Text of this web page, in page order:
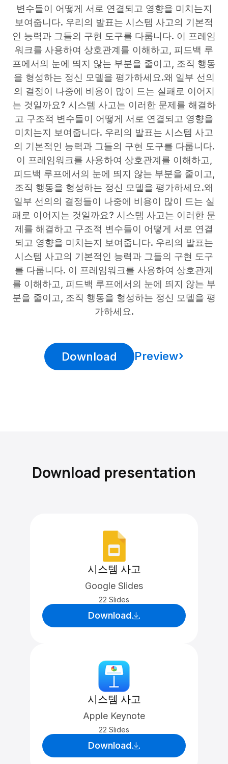
변수들이 어떻게 서로 연결되고 영향을 미치는지
보여줍니다. 우리의 발표는 시스템 사고의 기본적
인 능력과 그들의 구현 도구를 다룹니다. 이 프레임
워크를 사용하여 상호관계를 이해하고, 피드백 루
프에서의 눈에 띄지 않는 부분을 줄이고, 조직 행동
을 형성하는 정신 모델을 평가하세요.왜 일부 선의
의 결정이 나중에 비용이 많이 드는 실패로 이어지
는 것일까요? 시스템 사고는 이러한 문제를 해결하
고 구조적 변수들이 어떻게 서로 연결되고 영향을
미치는지 보여줍니다. 우리의 발표는 시스템 사고
의 기본적인 능력과 그들의 구현 도구를 다룹니다.
이 프레임워크를 사용하여 상호관계를 이해하고,
피드백 루프에서의 눈에 띄지 않는 부분을 줄이고,
조직 행동을 형성하는 정신 모델을 평가하세요.왜
일부 선의의 결정들이 나중에 비용이 많이 드는 실
패로 이어지는 것일까요? 시스템 사고는 이러한 문
제를 해결하고 구조적 변수들이 어떻게 서로 연결
되고 영향을 미치는지 보여줍니다. 우리의 발표는
시스템 사고의 기본적인 능력과 그들의 구현 도구
를 다룹니다. 이 프레임워크를 사용하여 상호관계
를 이해하고, 피드백 루프에서의 눈에 띄지 않는 부
분을 줄이고, 조직 행동을 형성하는 정신 모델을 평
가하세요.
Download Preview
Download presentation
시스템 사고
Google Slides
22 Slides
Download
시스템 사고
Apple Keynote
22 Slides
Download